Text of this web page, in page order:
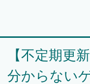
【不定期更
分からない